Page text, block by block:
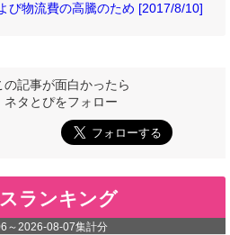
び物流費の高騰のため [2017/8/10]
の記事が面白かったら
ネタとぴをフォロー
ランキング
～2026-08-07集計分